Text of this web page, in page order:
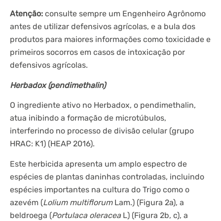
Atenção: consulte sempre um Engenheiro Agrônomo
antes de utilizar defensivos agrícolas, e a bula dos
produtos para maiores informações como toxicidade e
primeiros socorros em casos de intoxicação por
defensivos agrícolas.
Herbadox (pendimethalin)
O ingrediente ativo no Herbadox, o pendimethalin,
atua inibindo a formação de microtúbulos,
interferindo no processo de divisão celular (grupo
HRAC: K1) (HEAP 2016).
Este herbicida apresenta um amplo espectro de
espécies de plantas daninhas controladas, incluindo
espécies importantes na cultura do Trigo como o
azevém (Lolium multiflorumLam.) (Figura 2a), a
beldroega (Portulaca oleraceaL) (Figura 2b, c), a